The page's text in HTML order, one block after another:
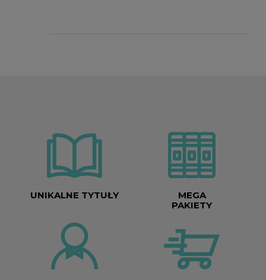
UNIKALNE TYTUŁY
MEGA
PAKIETY